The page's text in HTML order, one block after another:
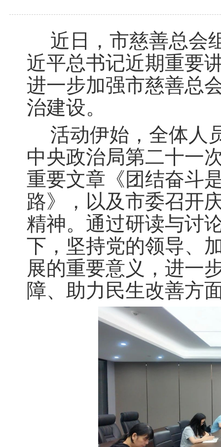
近日，市慈善总会
近平总书记近期重要
进一步加强市慈善总
治建设。
活动伊始，全体人
中央政治局第二十一
重要文章《团结奋斗
路》，以及市委召开
精神。通过研读与讨
下，坚持党的领导、
展的重要意义，进一
障、助力民生改善方